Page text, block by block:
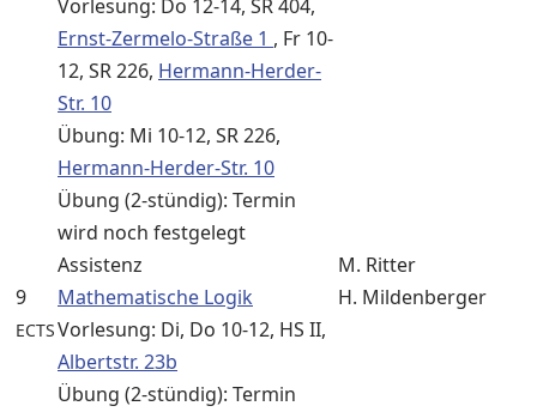
Vorlesung: Do 12-14, SR 404,
Ernst-Zermelo-Straße 1 , Fr 10-
12, SR 226, Hermann-Herder-
Str. 10
Übung: Mi 10-12, SR 226,
Hermann-Herder-Str. 10
Übung (2-stündig): Termin
wird noch festgelegt
Assistenz
M. Ritter
9
ECTS
Mathematische Logik
H. Mildenberger
Vorlesung: Di, Do 10-12, HS II,
Albertstr. 23b
Übung (2-stündig): Termin